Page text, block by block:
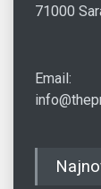
71000
Email: